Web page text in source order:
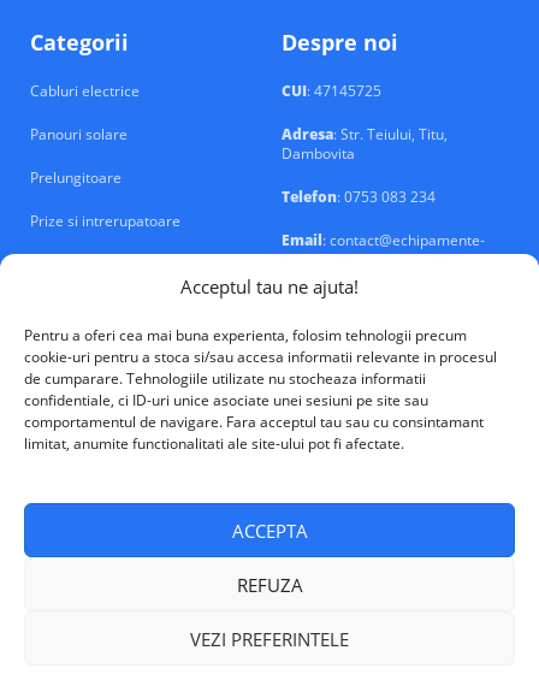
Acceptul tau ne ajuta!
Pentru a oferi cea mai buna experienta, folosim tehnologii precum
cookie-uri pentru a stoca si/sau accesa informatii relevante in procesul
de cumparare. Tehnologiile utilizate nu stocheaza informatii
confidentiale, ci ID-uri unice asociate unei sesiuni pe site sau
comportamentul de navigare. Fara acceptul tau sau cu consintamant
limitat, anumite functionalitati ale site-ului pot fi afectate.
ACCEPTA
REFUZA
VEZI PREFERINTELE
Categorii
Cabluri electrice
Panouri solare
Prelungitoare
Prize si intrerupatoare
Despre noi
CUI: 47145725
Adresa: Str. Teiului, Titu,
Dambovita
Telefon: 0753 083 234
Email: contact@echipamente-
electrice.ro
VALM Electrical Solutions © 2026